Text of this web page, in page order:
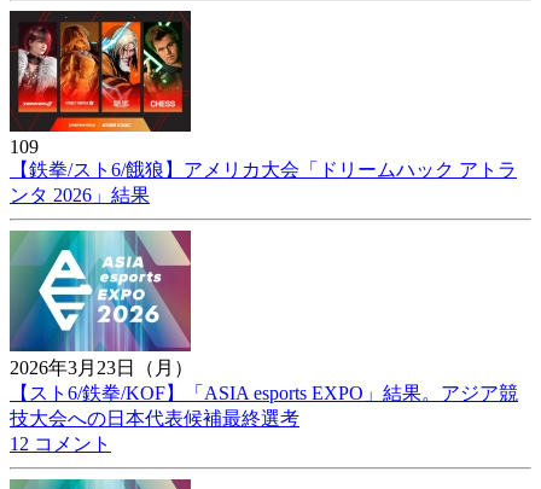
109
【鉄拳/スト6/餓狼】アメリカ大会「ドリームハック アトラ
ンタ 2026」結果
2026年3月23日（月）
【スト6/鉄拳/KOF】「ASIA esports EXPO」結果。アジア競
技大会への日本代表候補最終選考
12 コメント